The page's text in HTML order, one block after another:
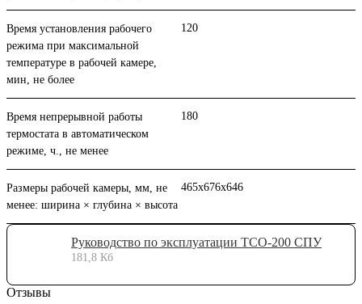
Время установления рабочего
режима при максимальной
температуре в рабочей камере,
мин, не более
120
Время непрерывной работы
термостата в автоматическом
режиме, ч., не менее
180
Размеры рабочей камеры, мм, не
менее: ширина × глубина × высота
465х676х646
Руководство по эксплуатации ТСО-200 СПУ
181,8 Кб
Отзывы